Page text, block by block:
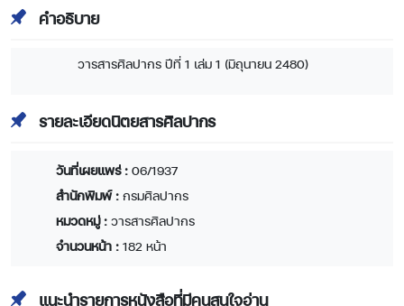
คำอธิบาย
วารสารศิลปากร ปีที่ 1 เล่ม 1 (มิถุนายน 2480)
รายละเอียดนิตยสารศิลปากร
วันที่เผยแพร่ : 06/1937
สำนักพิมพ์ : กรมศิลปากร
หมวดหมู่ : วารสารศิลปากร
จำนวนหน้า : 182 หน้า
แนะนำรายการหนังสือที่มีคนสนใจอ่าน